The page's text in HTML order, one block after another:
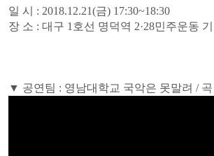
일 시 : 2018.12.21(금) 17:30~18:30
장 소 : 대구 1호선 명덕역 2·28민주운동
▼ 공연팀 : 영남대학교 국악은 못말려 /